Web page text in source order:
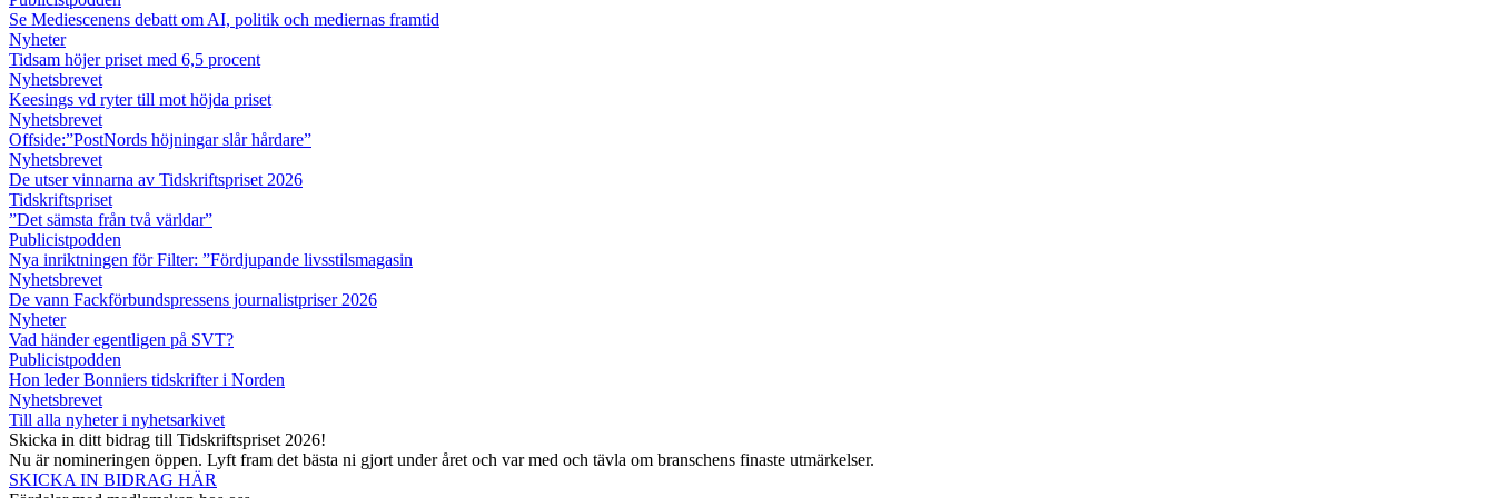
Se Mediescenens debatt om AI, politik och mediernas framtid
Nyheter
Tidsam höjer priset med 6,5 procent
Nyhetsbrevet
Keesings vd ryter till mot höjda priset
Nyhetsbrevet
Offside:”PostNords höjningar slår hårdare”
Nyhetsbrevet
De utser vinnarna av Tidskriftspriset 2026
Tidskriftspriset
”Det sämsta från två världar”
Publicistpodden
Nya inriktningen för Filter: ”Fördjupande livsstilsmagasin
Nyhetsbrevet
De vann Fackförbundspressens journalistpriser 2026
Nyheter
Vad händer egentligen på SVT?
Publicistpodden
Hon leder Bonniers tidskrifter i Norden
Nyhetsbrevet
Till alla nyheter i nyhetsarkivet
Skicka in ditt bidrag till Tidskriftspriset 2026!
Nu är nomineringen öppen. Lyft fram det bästa ni gjort under året och var med och tävla om branschens finaste utmärkelser.
SKICKA IN BIDRAG HÄR